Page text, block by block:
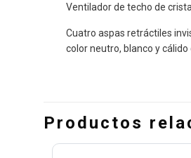
Ventilador de techo de
Cuatro aspas retráctiles
color neutro, blanco y
Productos